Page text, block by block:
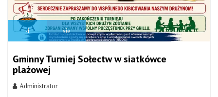
4 sie
Gminny Turniej Sołectw w siatkówce
plażowej
Administrator